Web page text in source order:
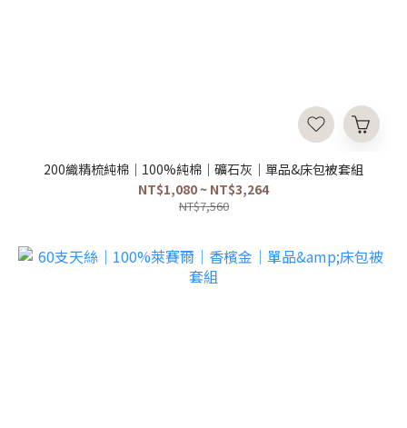
200織精梳純棉｜100%純棉｜礦石灰｜單品&床包被套組
NT$1,080 ~ NT$3,264
NT$7,560